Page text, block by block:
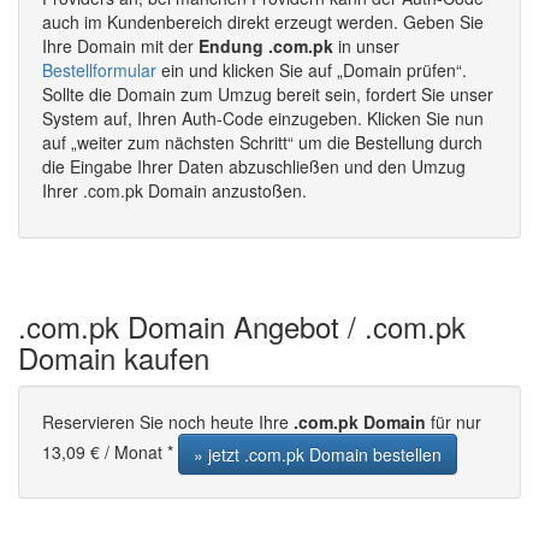
auch im Kundenbereich direkt erzeugt werden. Geben Sie
Ihre Domain mit der Endung .com.pk in unser
Bestellformular ein und klicken Sie auf „Domain prüfen“.
Sollte die Domain zum Umzug bereit sein, fordert Sie unser
System auf, Ihren Auth-Code einzugeben. Klicken Sie nun
auf „weiter zum nächsten Schritt“ um die Bestellung durch
die Eingabe Ihrer Daten abzuschließen und den Umzug
Ihrer .com.pk Domain anzustoßen.
.com.pk Domain Angebot / .com.pk
Domain kaufen
Reservieren Sie noch heute Ihre .com.pk Domain für nur
13,09 € / Monat *
» jetzt .com.pk Domain bestellen